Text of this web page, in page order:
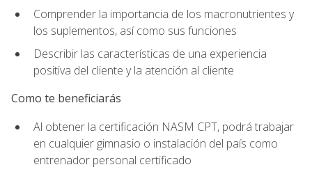
Comprender la importancia de los macronutrientes y
los suplementos, así como sus funciones
Describir las características de una experiencia
positiva del cliente y la atención al cliente
Como te beneficiarás
Al obtener la certificación NASM CPT, podrá trabajar
en cualquier gimnasio o instalación del país como
entrenador personal certificado